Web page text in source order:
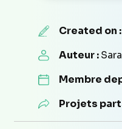
Created on :
Auteur :
Membre
Projets